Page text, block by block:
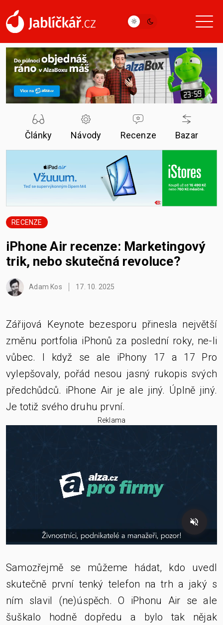
Články Návody Recenze Bazar
RECENZE
iPhone Air recenze: Marketingový
trik, nebo skutečná revoluce?
Adam Kos 17. 10. 2025
Zářijová Keynote bezesporu přinesla největší
změnu portfolia iPhonů za poslední roky, ne-li
vůbec. I když se ale iPhony 17 a 17 Pro
vylepšovaly, pořád nesou jasný rukopis svých
předchůdců. iPhone Air je ale jiný. Úplně jiný.
Je totiž svého druhu první.
Reklama
Samozřejmě se můžeme hádat, kdo uvedl
skutečně první tenký telefon na trh a jaký s
ním slavil (ne)úspěch. O iPhonu Air se ale
šuškalo hodně dopředu a bylo tak nějak